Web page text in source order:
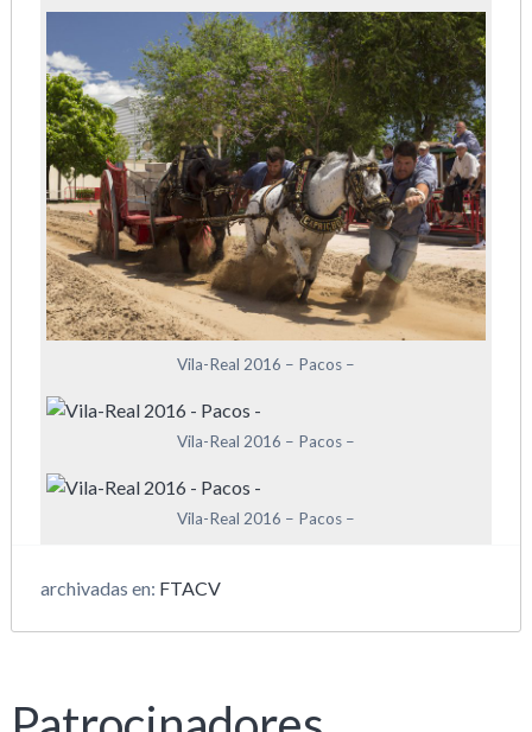
Vila-Real 2016 – Pacos –
Vila-Real 2016 – Pacos –
Vila-Real 2016 – Pacos –
archivadas en: FTACV